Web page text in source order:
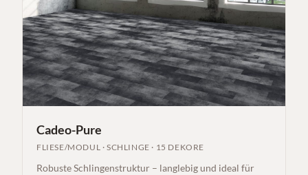
Cadeo-Pure
FLIESE/MODUL ·SCHLINGE · 15 DEKORE
Robuste Schlingenstruktur – langlebig und ideal für